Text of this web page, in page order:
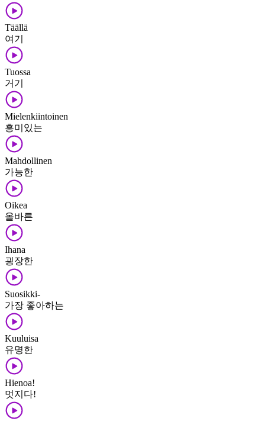
Täällä
여기
Tuossa
거기
Mielenkiintoinen
흥미있는
Mahdollinen
가능한
Oikea
올바른
Ihana
굉장한
Suosikki-
가장 좋아하는
Kuuluisa
유명한
Hienoa!
멋지다!